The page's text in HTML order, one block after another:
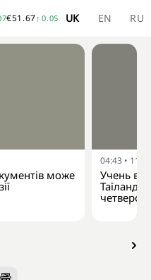
€51.67↑ 0.05 UK EN RU
може
04:43 •
Учень
четверо